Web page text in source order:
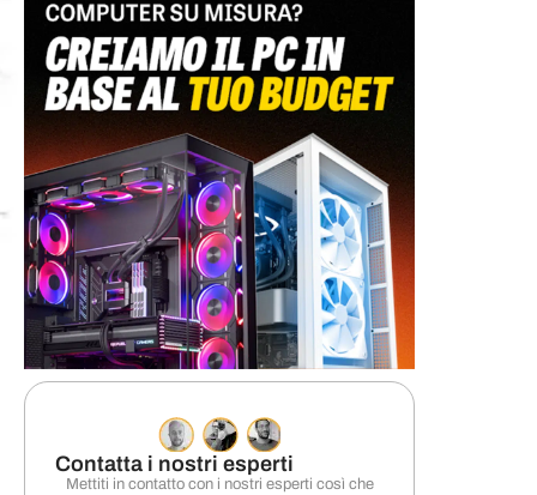
Contatta i nostri esperti
Mettiti in contatto con i nostri esperti così che